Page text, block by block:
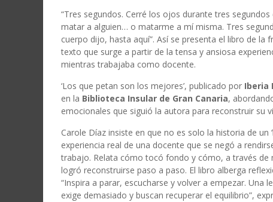
“Tres segundos. Cerré los ojos durante tres
matar a alguien… o matarme a mí misma. Tres
cuerpo dijo, hasta aquí”. Así se presenta el libro de la
texto que surge a partir de la tensa y ansiosa
mientras trabajaba como docente.
‘Los que petan son los mejores’, publicado por Iberia
en la Biblioteca Insular de Gran Canaria,
emocionales que siguió la autora para reconstruir su
Carole Díaz insiste en que no es solo la historia de un
experiencia real de una docente que se negó a
trabajo. Relata cómo tocó fondo y cómo, a través de
logró reconstruirse paso a paso. El libro alberga
“Inspira a parar, escucharse y volver a empezar. Una
exige demasiado y buscan recuperar el equilibrio”,